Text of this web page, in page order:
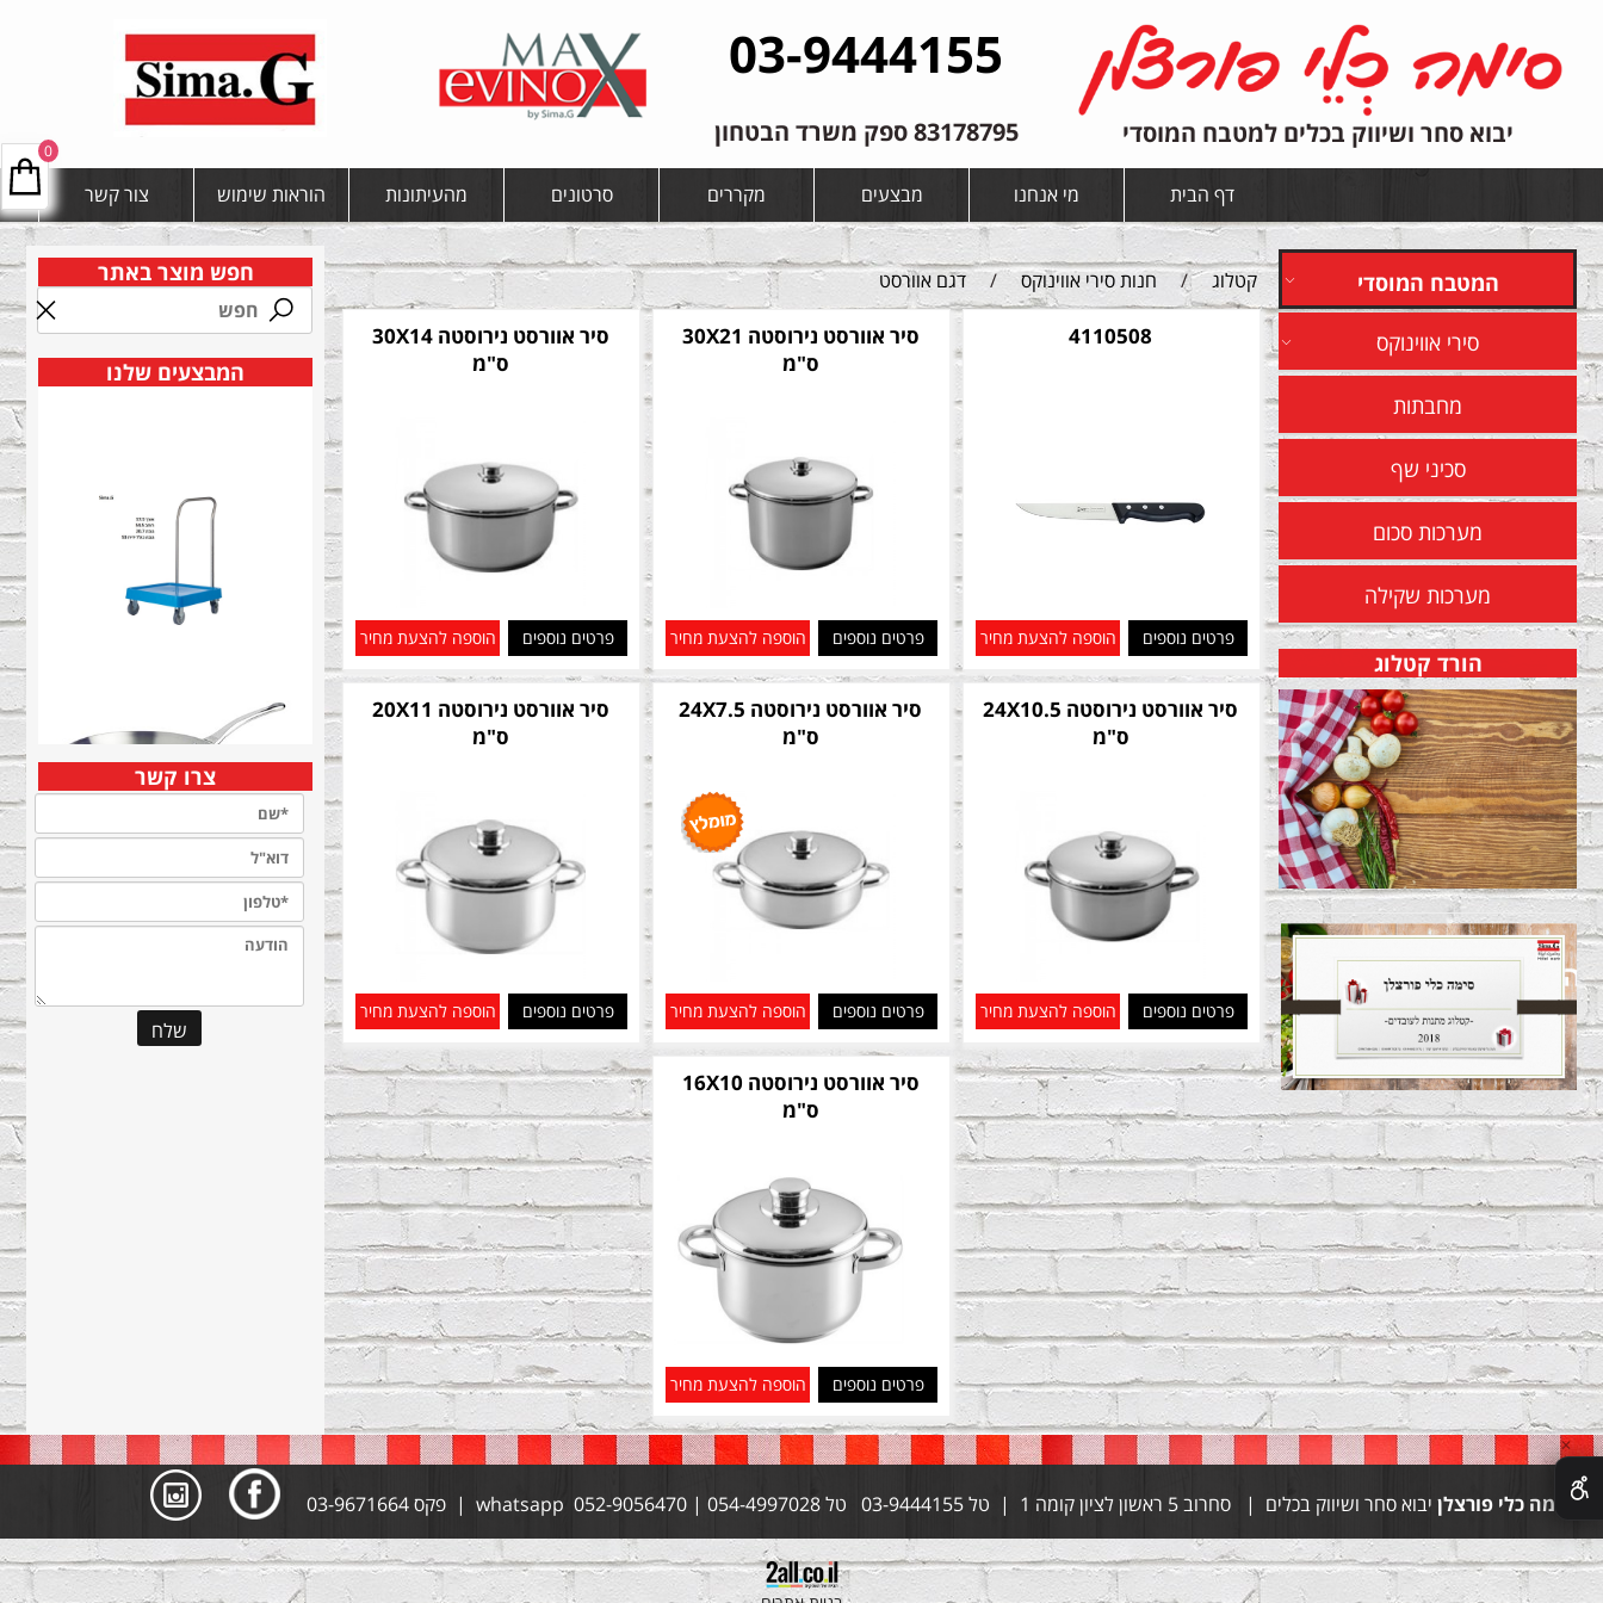
יבוא סחר ושיווק בכלים למטבח המוסדי
03-9444155
83178795 ספק משרד הבטחון
דף הבית מי אנחנו מבצעים מקררים סרטונים מהעיתונות הוראות שימוש צור קשר
המטבח המוסדי
סירי אווינוקס
מחבתות
סכיני שף
מערכות סכום
מערכות שקילה
הורד קטלוג
קטלוג / חנות סירי אווינוקס / דגם אוורסט
0
4110508
פרטים נוספים הוספה להצעת מחיר
סיר אוורסט נירוסטה 30X21
ס"מ
פרטים נוספים הוספה להצעת מחיר
סיר אוורסט נירוסטה 30X14
ס"מ
פרטים נוספים הוספה להצעת מחיר
סיר אוורסט נירוסטה 24X10.5
ס"מ
פרטים נוספים הוספה להצעת מחיר
סיר אוורסט נירוסטה 24X7.5
ס"מ
פרטים נוספים הוספה להצעת מחיר
סיר אוורסט נירוסטה 20X11
ס"מ
פרטים נוספים הוספה להצעת מחיר
סיר אוורסט נירוסטה 16X10
ס"מ
פרטים נוספים הוספה להצעת מחיר
חפש מוצר באתר
המבצעים שלנו
צרו קשר
סימה כלי פורצלן יבוא סחר ושיווק בכלים | סחרוב 5 ראשון לציון קומה 1 | טל 03-9444155 טל 054-4997028 | whatsapp 052-9056470 | פקס 03-9671664
✕